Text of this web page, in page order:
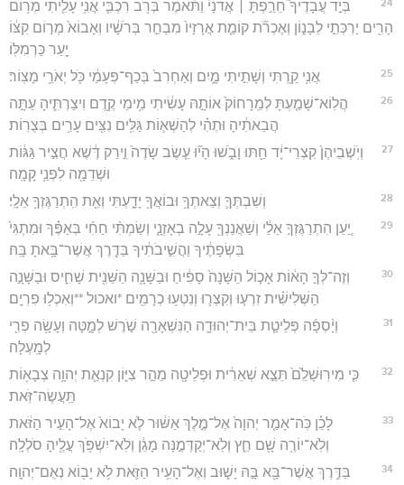
24
בְּיַ֣ד עֲבָדֶיךָ֮ חֵרַ֣פְתָּ ׀ אֲדֹנָי֒ וַתֹּ֗אמֶר בְּרֹ֥ב רִכְבִּ֛י אֲנִ֥י עָלִ֛יתִי מְר֥וֹם
הָרִ֖ים יַרְכְּתֵ֣י לְבָנ֑וֹן וְאֶכְרֹ֞ת קוֹמַ֤ת אֲרָזָיו֙ מִבְחַ֣ר בְּרֹשָׁ֔יו וְאָבוֹא֙ מְר֣וֹם קִצּ֔וֹ
יַ֖עַר כַּרְמִלּֽוֹ׃
25 אֲנִ֥י קַ֖רְתִּי וְשָׁתִ֣יתִי מָ֑יִם וְאַחְרִב֙ בְּכַף־פְּעָמַ֔י כֹּ֖ל יְאֹרֵ֥י מָצֽוֹר׃
26
הֲלֽוֹא־שָׁמַ֤עְתָּ לְמֵֽרָחוֹק֙ אוֹתָ֣הּ עָשִׂ֔יתִי מִ֥ימֵי קֶ֖דֶם וִיצַרְתִּ֑יהָ עַתָּ֣ה
הֲבֵאתִ֔יהָ וּתְהִ֗י לְהַשְׁא֛וֹת גַּלִּ֥ים נִצִּ֖ים עָרִ֥ים בְּצֻרֽוֹת׃
27
וְיֹֽשְׁבֵיהֶן֙ קִצְרֵי־יָ֔ד חַ֖תּוּ וָבֹ֑שׁוּ הָי֞וּ עֵ֤שֶׂב שָׂדֶה֙ וִ֣ירַק דֶּ֔שֶׁא חֲצִ֣יר גַּגּ֔וֹת
וּשְׁדֵמָ֖ה לִפְנֵ֥י קָמָֽה׃
28 וְשִׁבְתְּךָ֛ וְצֵאתְךָ֥ וּבוֹאֲךָ֖ יָדָ֑עְתִּי וְאֵ֖ת הִֽתְרַגֶּזְךָ֥ אֵלָֽי׃
29
יַ֚עַן הִתְרַגֶּזְךָ֣ אֵלַ֔י וְשַׁאֲנַנְךָ֖ עָלָ֣ה בְאָזְנָ֑י וְשַׂמְתִּ֨י חַחִ֜י בְּאַפֶּ֗ךָ וּמִתְגִּי֙
בִּשְׂפָתֶ֔יךָ וַהֲשִׁ֣יבֹתִ֔יךָ בַּדֶּ֖רֶךְ אֲשֶׁר־בָּ֥אתָ בָּֽהּ׃
30
וְזֶה־לְּךָ֣ הָא֔וֹת אָכ֤וֹל הַשָּׁנָה֙ סָפִ֔יחַ וּבַשָּׁנָ֥ה הַשֵּׁנִ֖ית שָׁחִ֑יס וּבַשָּׁנָ֣ה
הַשְּׁלִישִׁ֗ית זִרְע֧וּ וְקִצְר֛וּ וְנִטְע֥וּ כְרָמִ֖ים *ואכול **וְאִכְל֥וּ פִרְיָֽם׃
31
וְיָ֨סְפָ֜ה פְּלֵיטַ֧ת בֵּית־יְהוּדָ֛ה הַנִּשְׁאָרָ֖ה שֹׁ֣רֶשׁ לְמָ֑טָּה וְעָשָׂ֥ה פְרִ֖י
לְמָֽעְלָה׃
32
כִּ֤י מִירֽוּשָׁלִַ֙ם֙ תֵּצֵ֣א שְׁאֵרִ֔ית וּפְלֵיטָ֖ה מֵהַ֣ר צִיּ֑וֹן קִנְאַ֛ת יְהוָ֥ה צְבָא֖וֹת
תַּֽעֲשֶׂה־זֹּֽאת׃
33
לָכֵ֗ן כֹּֽה־אָמַ֤ר יְהוָה֙ אֶל־מֶ֣לֶךְ אַשּׁ֔וּר לֹ֤א יָבוֹא֙ אֶל־הָעִ֣יר הַזֹּ֔את
וְלֹֽא־יוֹרֶ֥ה שָׁ֖ם חֵ֑ץ וְלֹֽא־יְקַדְּמֶ֣נָּה מָגֵ֔ן וְלֹֽא־יִשְׁפֹּ֥ךְ עֳלֶ֖יהָ סֹלְלָֽה׃
34 בַּדֶּ֥רֶךְ אֲשֶׁר־בָּ֖א בָּ֣הּ יָשׁ֑וּב וְאֶל־הָעִ֥יר הַזֹּ֛את לֹ֥א יָב֖וֹא נְאֻם־יְהוָֽה׃